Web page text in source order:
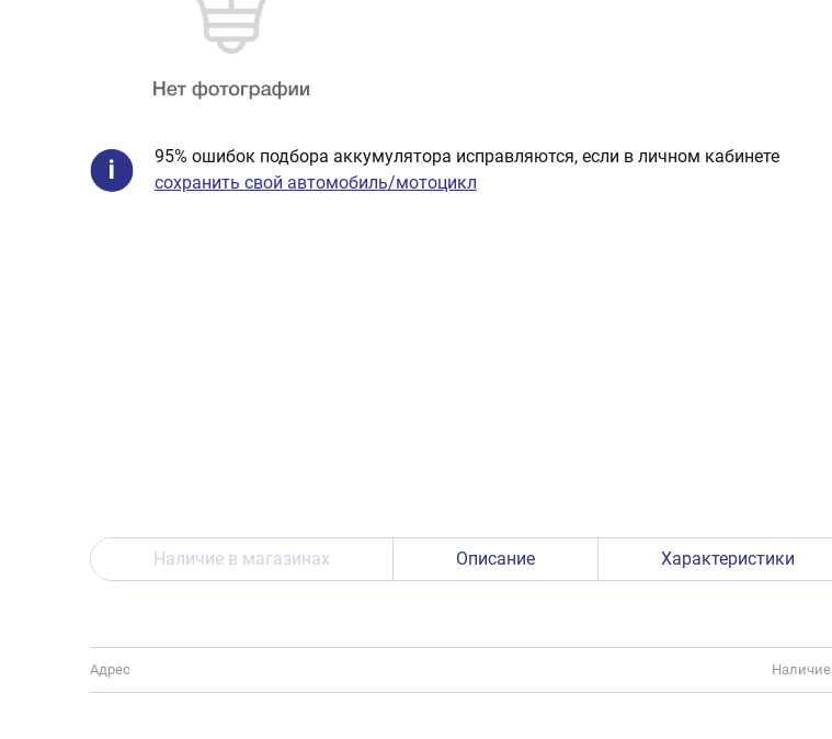
95% ошибок подбора аккумулятора исправляются, если в личном кабинете
сохранить свой автомобиль/мотоцикл
Наличие в магазинах Описание Характеристики
Адрес Наличие